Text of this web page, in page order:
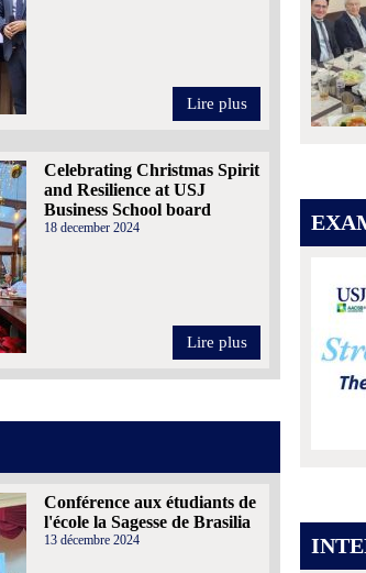
Lire plus
Celebrating Christmas Spirit
and Resilience at USJ
Business School board
18 december 2024
Lire plus
Conférence aux étudiants de
l'école la Sagesse de Brasilia
13 décembre 2024